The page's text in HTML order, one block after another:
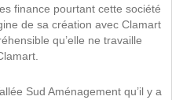
finance pourtant cette société
de sa création avec Clamart
qu’elle ne travaille
Sud Aménagement qu’il y a